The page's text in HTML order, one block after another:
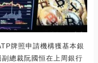
牌照申請機構獲基本銀
總裁阮國恒在上周銀行